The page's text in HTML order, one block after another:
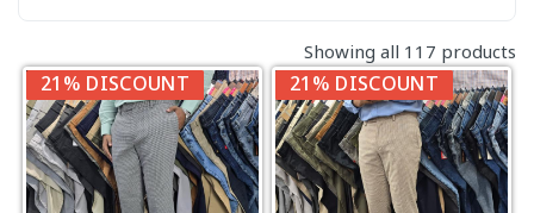
Showing all 117 products
21% DISCOUNT 21% DISCOUNT